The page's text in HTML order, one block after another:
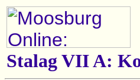
Stalag VII A: